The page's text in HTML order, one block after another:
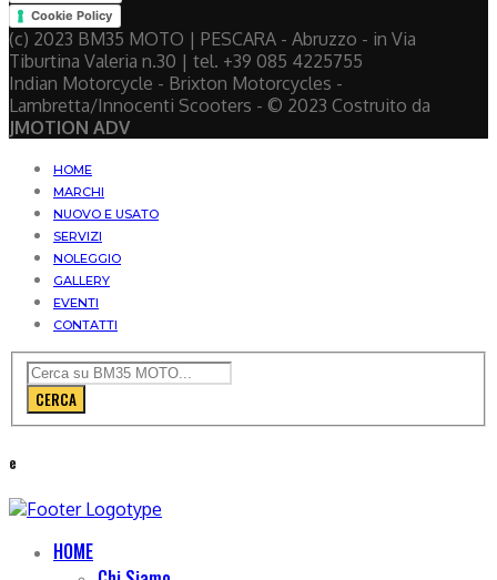
Cookie Policy
(c) 2023 BM35 MOTO | PESCARA - Abruzzo - in Via
Tiburtina Valeria n.30 | tel. +39 085 4225755
Indian Motorcycle - Brixton Motorcycles -
Lambretta/Innocenti Scooters - © 2023 Costruito da
JMOTION ADV
HOME
MARCHI
NUOVO E USATO
SERVIZI
NOLEGGIO
GALLERY
EVENTI
CONTATTI
CERCA
e
HOME